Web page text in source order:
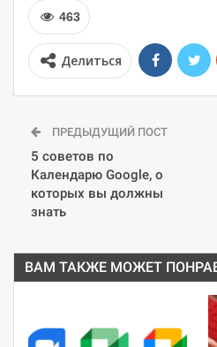
463
Делиться
ПРЕДЫДУЩИЙ ПОСТ
5 советов по
Календарю Google, о
которых вы должны
знать
ВАМ ТАКЖЕ МОЖЕТ